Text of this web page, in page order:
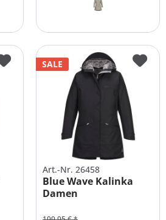
SALE
Art.-Nr. 26458
Blue Wave Kalinka
Damen